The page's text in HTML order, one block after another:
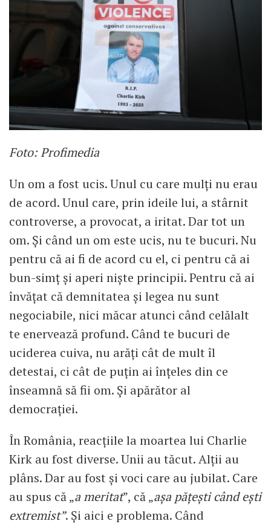
Foto: Profimedia
Un om a fost ucis. Unul cu care mulți nu erau
de acord. Unul care, prin ideile lui, a stârnit
controverse, a provocat, a iritat. Dar tot un
om. Și când un om este ucis, nu te bucuri. Nu
pentru că ai fi de acord cu el, ci pentru că ai
bun-simț și aperi niște principii. Pentru că ai
învățat că demnitatea și legea nu sunt
negociabile, nici măcar atunci când celălalt
te enervează profund. Când te bucuri de
uciderea cuiva, nu arăți cât de mult îl
detestai, ci cât de puțin ai înțeles din ce
înseamnă să fii om. Și apărător al
democrației.
În România, reacțiile la moartea lui Charlie
Kirk au fost diverse. Unii au tăcut. Alții au
plâns. Dar au fost și voci care au jubilat. Care
au spus că „a meritat”, că „așa pățești când ești
extremist”. Și aici e problema. Când